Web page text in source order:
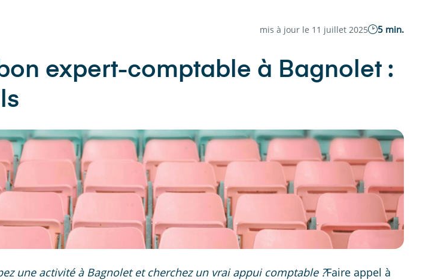
mis à jour le 11 juillet 2025 5 min.
expert-comptable à Bagnolet :
une activité à Bagnolet et cherchez un vrai appui comptable ?Faire appel à